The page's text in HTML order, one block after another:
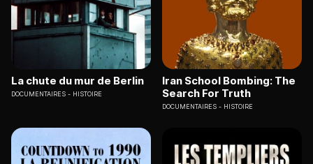
La chute du mur de Berlin
DOCUMENTAIRES HISTOIRE
Iran School Bombing: The
Search For Truth
DOCUMENTAIRES HISTOIRE